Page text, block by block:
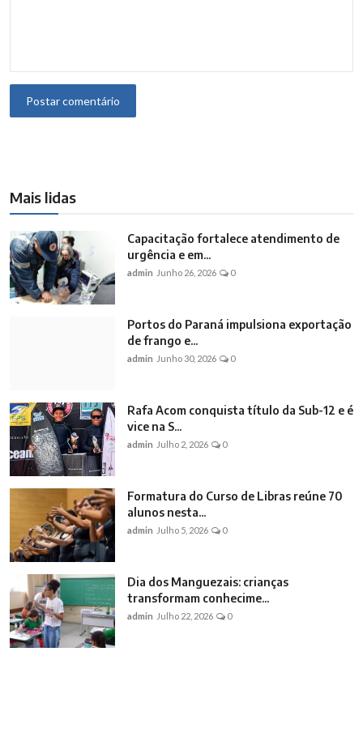
Postar comentário
Mais lidas
Capacitação fortalece atendimento de
urgência e em...
admin Junho 26, 2026 0
Portos do Paraná impulsiona exportação
de frango e...
admin Junho 30, 2026 0
Rafa Acom conquista título da Sub-12 e é
vice na S...
admin Julho 2, 2026 0
Formatura do Curso de Libras reúne 70
alunos nesta...
admin Julho 5, 2026 0
Dia dos Manguezais: crianças
transformam conhecime...
admin Julho 22, 2026 0